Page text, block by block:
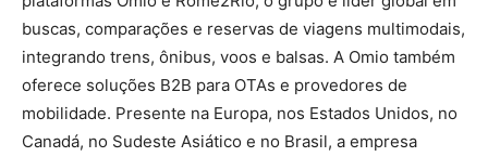
buscas, comparações e reservas de viagens multimodais,
integrando trens, ônibus, voos e balsas. A Omio também
oferece soluções B2B para OTAs e provedores de
mobilidade. Presente na Europa, nos Estados Unidos, no
Canadá, no Sudeste Asiático e no Brasil, a empresa